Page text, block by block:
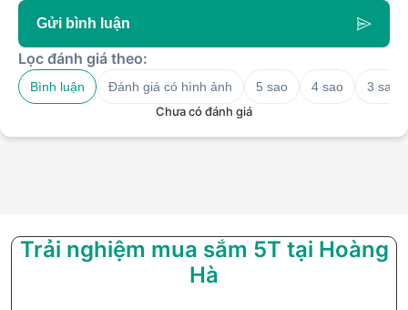
Gửi bình luận
Lọc đánh giá theo:
Bình luận Đánh giá có hình ảnh 5 sao 4 sao
3 sao
Chưa có đánh giá
Trải nghiệm mua sắm 5T tại Hoàng
Hà